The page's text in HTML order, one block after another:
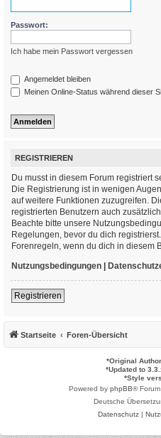
Passwort:
Ich habe mein Passwort vergessen
Angemeldet bleiben
Meinen Online-Status während dieser
REGISTRIEREN
Du musst in diesem Forum registriert
Die Registrierung ist in wenigen
auf weitere Funktionen zuzugreifen.
registrierten Benutzern auch
Beachte bitte unsere
Regelungen, bevor du dich
Forenregeln, wenn du dich in diesem
Nutzungsbedingungen |
Registrieren
Startseite Foren-Übersicht
*Original
*Updated to
*Style
Powered by phpBB®
Deutsche
Datenschutz|